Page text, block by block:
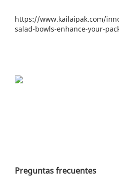
https://www.kailaipak.com/
salad-bowls-enhance-your-
Preguntas frecuentes